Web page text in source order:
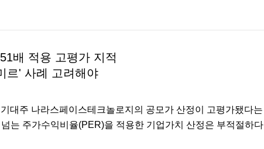
배 적용 고평가 지적
르' 사례 고려해야
대주 나라스페이스테크놀로지의 공모가 산정이 고평가됐다는
는 주가수익비율(PER)을 적용한 기업가치 산정은 부적절하다